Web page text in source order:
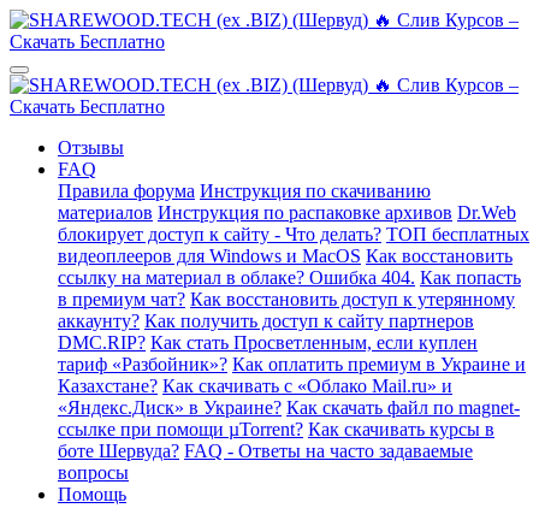
Отзывы
FAQ
Правила форума Инструкция по скачиванию
материалов Инструкция по распаковке архивов Dr.Web
блокирует доступ к сайту - Что делать? ТОП бесплатных
видеоплееров для Windows и MacOS Как восстановить
ссылку на материал в облаке? Ошибка 404. Как попасть
в премиум чат? Как восстановить доступ к утерянному
аккаунту? Как получить доступ к сайту партнеров
DMC.RIP? Как стать Просветленным, если куплен
тариф «Разбойник»? Как оплатить премиум в Украине и
Казахстане? Как скачивать с «Облако Mail.ru» и
«Яндекс.Диск» в Украине? Как скачать файл по magnet-
ссылке при помощи µTorrent? Как скачивать курсы в
боте Шервуда? FAQ - Ответы на часто задаваемые
вопросы
Помощь